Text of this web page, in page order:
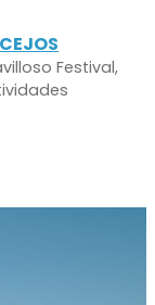
Festival,